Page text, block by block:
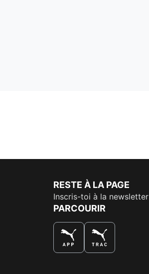
RESTE À LA PAGE
Inscris-toi à la newsletter
PARCOURIR